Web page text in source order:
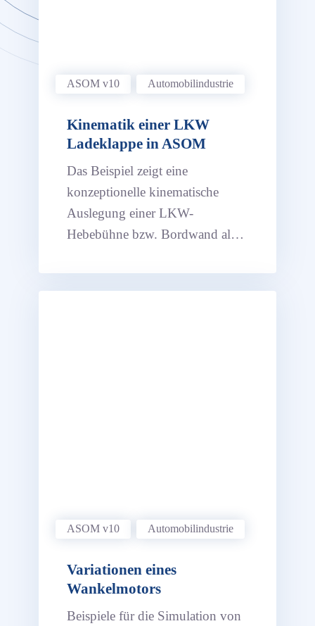
ASOM v10 Automobil­industrie
Kinematik einer LKW
Ladeklappe in ASOM
Das Beispiel zeigt eine
konzeptionelle kinematische
Auslegung einer LKW-
Hebebühne bzw. Bordwand als
2), angetrieben von zwei
ASOM v10 Automobil­industrie
Variationen eines
Wankelmotors
Beispiele für die Simulation von